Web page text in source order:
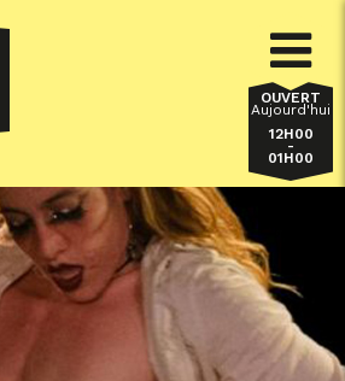
OUVERT
Aujourd'hui
12H00
-
01H00